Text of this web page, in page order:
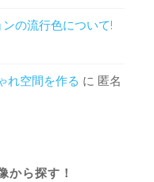
の流行色について!
れ空間を作る に 匿名
から探す！